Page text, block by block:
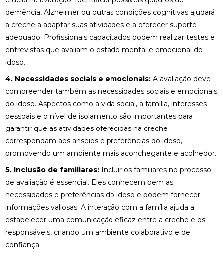
demência, Alzheimer ou outras condições cognitivas ajudará
a creche a adaptar suas atividades e a oferecer suporte
adequado. Profissionais capacitados podem realizar testes e
entrevistas que avaliam o estado mental e emocional do
idoso.
4. Necessidades sociais e emocionais: A avaliação deve
compreender também as necessidades sociais e emocionais
do idoso. Aspectos como a vida social, a família, interesses
pessoais e o nível de isolamento são importantes para
garantir que as atividades oferecidas na creche
correspondam aos anseios e preferências do idoso,
promovendo um ambiente mais aconchegante e acolhedor.
5. Inclusão de familiares: Incluir os familiares no processo
de avaliação é essencial. Eles conhecem bem as
necessidades e preferências do idoso e podem fornecer
informações valiosas. A interação com a família ajuda a
estabelecer uma comunicação eficaz entre a creche e os
responsáveis, criando um ambiente colaborativo e de
confiança.